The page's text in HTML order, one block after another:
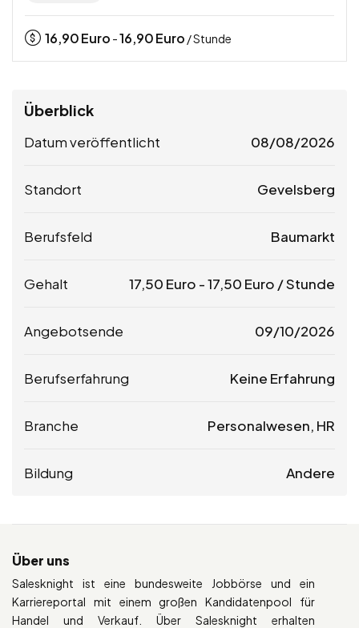
16,90Euro -16,90Euro / Stunde
Überblick
Datum veröffentlicht 08/08/2026
Standort Gevelsberg
Berufsfeld Baumarkt
Gehalt 17,50 Euro -17,50 Euro / Stunde
Angebotsende 09/10/2026
Berufserfahrung Keine Erfahrung
Branche Personalwesen, HR
Bildung Andere
Über uns
Salesknight ist eine bundesweite Jobbörse und ein
Karriereportal mit einem großen Kandidatenpool für
Handel und Verkauf. Über Salesknight erhalten